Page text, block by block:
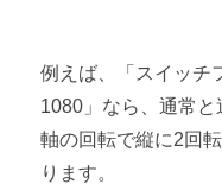
例えば、「スイッチ
1080」なら、通常
軸の回転で縦に2回
ります。